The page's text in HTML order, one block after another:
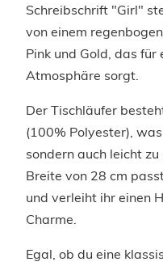
Schreibschrift "Girl"
von einem
Pink und Gold, das für
Atmosphäre sorgt.
Der Tischläufer
(100% Polyester),
sondern auch leicht
Breite von 28 cm
und verleiht ihr einen
Charme.
Egal, ob du eine